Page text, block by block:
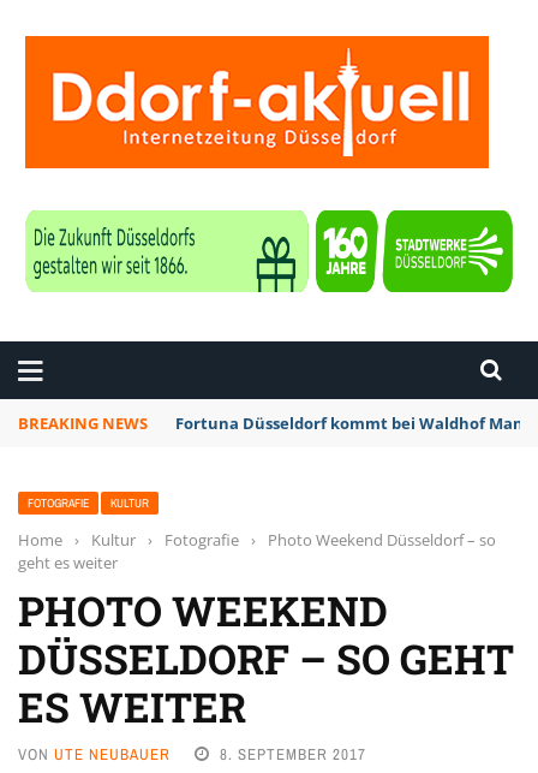
BREAKING NEWS Fortuna Düsseldorf kommt bei Waldhof
FOTOGRAFIE KULTUR
Home › Kultur › Fotografie ›
Photo Weekend Düsseldorf – so
geht es weiter
PHOTO WEEKEND
DÜSSELDORF – SO GEHT
ES WEITER
VON UTE NEUBAUER 8. SEPTEMBER 2017